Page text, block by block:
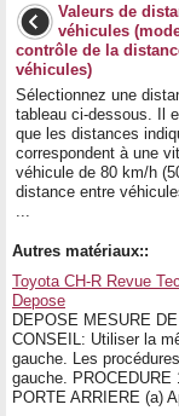
Valeurs de
véhicules
contrôle de la
véhicules)
Sélectionnez une
tableau ci-dessous. Il
que les distances
correspondent à une
véhicule de 80 km/h
distance entre
Autres matériaux::
Toyota CH-R Revue
Depose
DEPOSE MESURE
CONSEIL: Utiliser la
gauche. Les
gauche.
PORTE ARRIERE (a)